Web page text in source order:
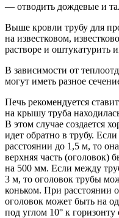
— отводить дождевые и
Выше кровли трубу для
на известковом,
растворе и оштукатурить
В зависимости от
могут иметь разное
Печь рекомендуется
на крышу труба
В этом случае создается
идет обратно в трубу.
расстоянии до 1,5 м, то
верхняя часть (оголовок)
на 500 мм. Если между
3 м, то оголовок трубы
коньком. При расстоянии
оголовок может быть на
под углом 10° к горизонту